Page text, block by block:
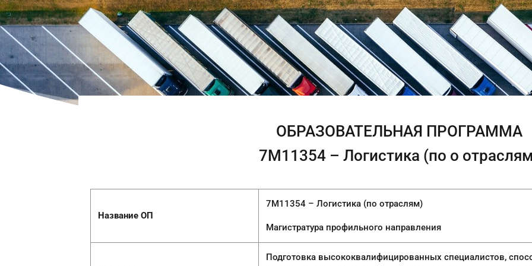
ОБРАЗОВАТЕЛЬНАЯ ПРОГРАММА
7М11354 – Логистика (по о
Название ОП
7М11354 – Логистика (по отраслям)
Магистратура профильного направления
Подготовка высококвалифицированных специалистов,